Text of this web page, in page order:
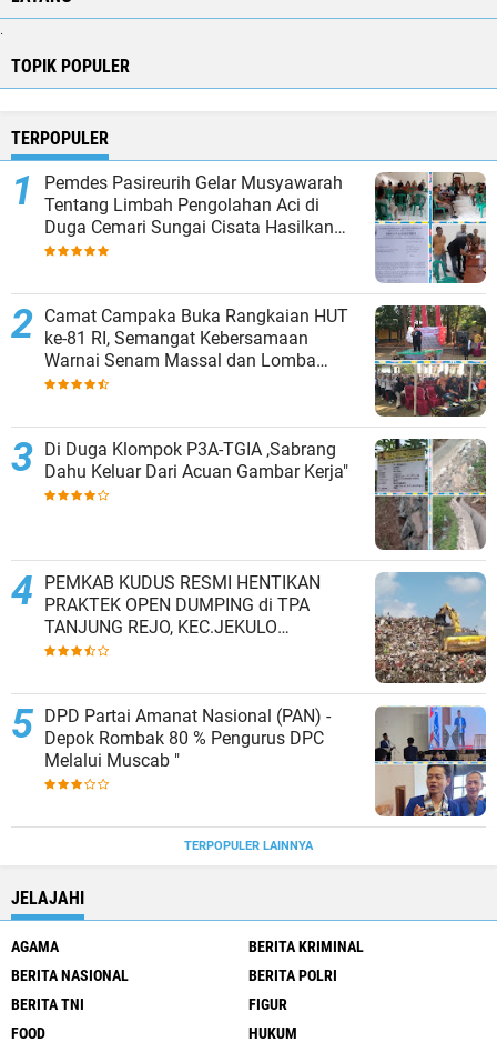
.
TOPIK POPULER
TERPOPULER
Pemdes Pasireurih Gelar Musyawarah
Tentang Limbah Pengolahan Aci di
Duga Cemari Sungai Cisata Hasilkan
Kesepakatan Tutup Sementara
Camat Campaka Buka Rangkaian HUT
ke-81 RI, Semangat Kebersamaan
Warnai Senam Massal dan Lomba
Karaoke Perangkat Desa
Di Duga Klompok P3A-TGIA ,Sabrang
Dahu Keluar Dari Acuan Gambar Kerja"
PEMKAB KUDUS RESMI HENTIKAN
PRAKTEK OPEN DUMPING di TPA
TANJUNG REJO, KEC.JEKULO
KAB.KUDUS,BERLAKUKAN SISTEM
DPD Partai Amanat Nasional (PAN) -
Depok Rombak 80 % Pengurus DPC
Melalui Muscab "
TERPOPULER LAINNYA
JELAJAHI
AGAMA
BERITA KRIMINAL
BERITA NASIONAL
BERITA POLRI
BERITA TNI
FIGUR
FOOD
HUKUM